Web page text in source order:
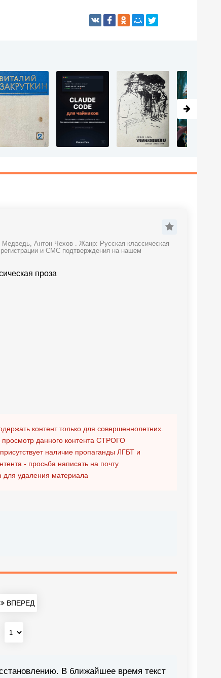
Антон Чехов . Жанр: Русская классическая
регистрации и СМС подтверждения на нашем
проза
контент только для совершеннолетних.
данного контента СТРОГО
наличие пропаганды ЛГБТ и
- просьба написать на почту
для удаления материала
ВПЕРЕД
В ближайшее время текст